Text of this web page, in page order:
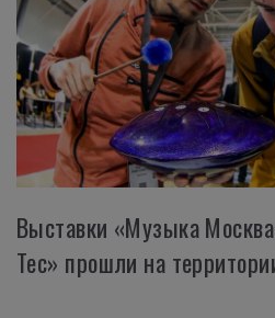
Выставки «Музыка
Tec» прошли на